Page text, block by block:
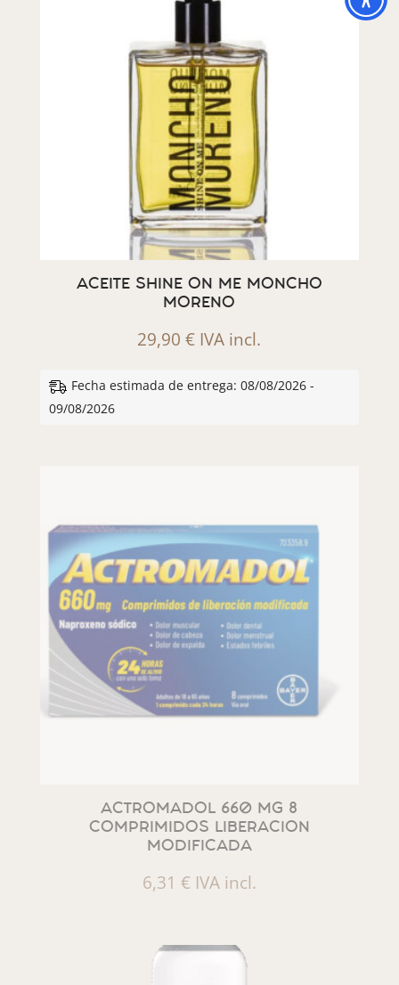
ACEITE SHINE ON ME MONCHO
MORENO
29,90€ IVA incl.
Fecha estimada de entrega: 08/08/2026 -
09/08/2026
ACTROMADOL 660 MG 8
COMPRIMIDOS LIBERACION
MODIFICADA
6,31 € IVA incl.